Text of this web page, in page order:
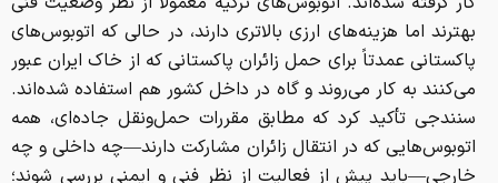
بهترند اما هزینه‌های ارزی بالاتری دارند، در حالی که اتوبوس‌های
پاکستانی عمدتاً برای حمل زائران پاکستانی که از خاک ایران عبور
می‌کنند به کار می‌روند و گاه در داخل کشور هم استفاده شده‌اند.
سنندجی تأکید کرد که مطابق مقررات حمل‌ونقل جاده‌ای، همه
اتوبوس‌هایی که در انتقال زائران مشارکت دارند—چه داخلی و چه
خارجی—باید پیش از فعالیت از نظر فنی و ایمنی بررسی شوند؛